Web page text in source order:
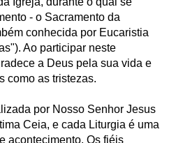
- o Sacramento da
conhecida por Eucaristia
Ao participar neste
a Deus pela sua vida e
como as tristezas.
por Nosso Senhor Jesus
Ceia, e cada Liturgia é uma
acontecimento. Os fiéis